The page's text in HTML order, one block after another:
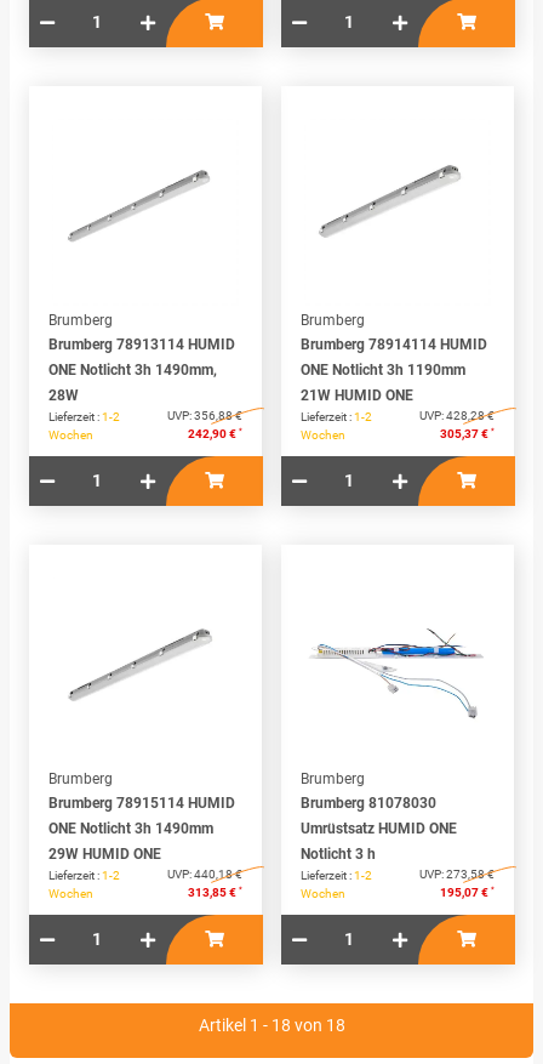
Brumberg
Brumberg 78913114 HUMID
ONE Notlicht 3h 1490mm,
28W
Lieferzeit :1-2
Wochen
UVP:356,88 €
242,90 € *
Brumberg
Brumberg 78914114 HUMID
ONE Notlicht 3h 1190mm
21W HUMID ONE
Lieferzeit :1-2
Wochen
UVP:428,28 €
305,37 € *
Brumberg
Brumberg 78915114 HUMID
ONE Notlicht 3h 1490mm
29W HUMID ONE
Lieferzeit :1-2
Wochen
UVP:440,18 €
313,85 € *
Brumberg
Brumberg 81078030
Umrüstsatz HUMID ONE
Notlicht 3 h
Lieferzeit :1-2
Wochen
UVP:273,58 €
195,07 € *
Artikel 1 - 18 von 18